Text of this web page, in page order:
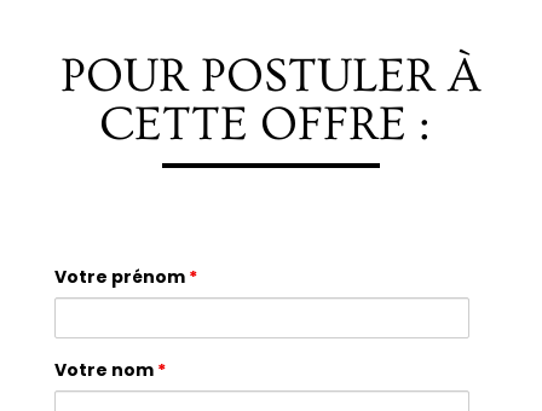
POUR POSTULER À
CETTE OFFRE :
Votre prénom *
Votre nom *